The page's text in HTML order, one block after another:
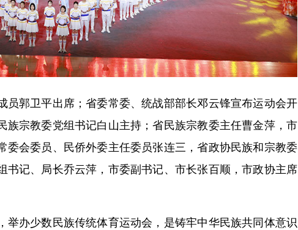
郭卫平出席；省委常委、统战部部长邓云锋宣布运动会开
族宗教委党组书记白山主持；省民族宗教委主任曹金萍，市
委会委员、民侨外委主任委员张连三，省政协民族和宗教委
书记、局长乔云萍，市委副书记、市长张百顺，市政协主席
办少数民族传统体育运动会，是铸牢中华民族共同体意识